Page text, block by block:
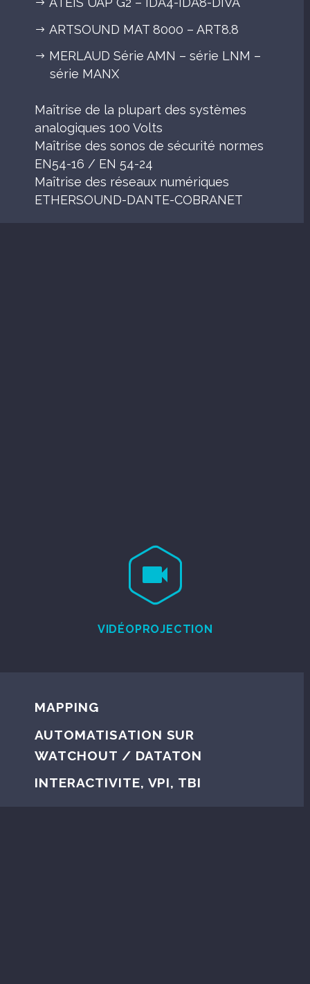
ARTSOUND MAT 8000 – ART8.8
MERLAUD Série AMN – série LNM –
série MANX
Maîtrise de la plupart des systèmes
analogiques 100 Volts
Maîtrise des sonos de sécurité normes
EN54-16 / EN 54-24
Maîtrise des réseaux numériques
ETHERSOUND-DANTE-COBRANET


VIDÉOPROJECTION
MAPPING
AUTOMATISATION SUR
WATCHOUT / DATATON
INTERACTIVITE, VPI, TBI